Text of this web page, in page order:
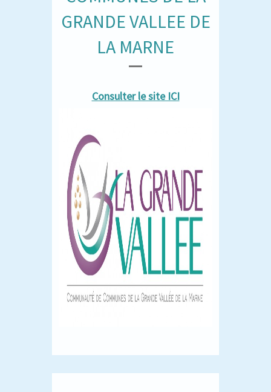
GRANDE VALLEE DE
LA MARNE
Consulter le site ICI